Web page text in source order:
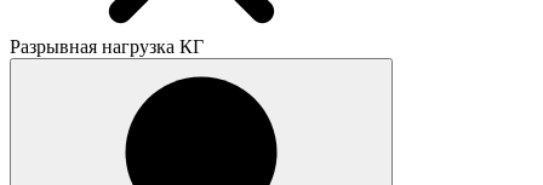
Разрывная нагрузка КГ